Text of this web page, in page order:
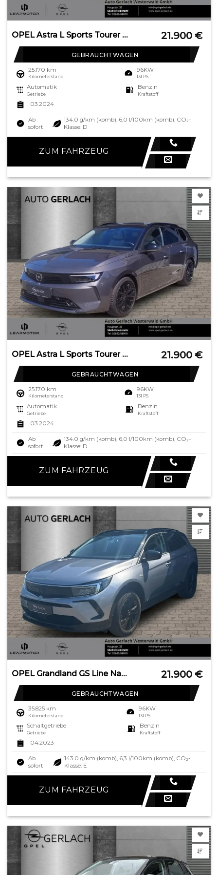
OPEL Astra L Sports Tourer Business Elegance Navi Dig 21.900 €
GEBRAUCHTWAGEN
25.170 km
Kilometerstand
96KW
131 PS
Automatik
Getriebe
Benzin
Kraftstoff
03.2024
Ab
sofort
134.0 g/km (komb), 6,0 l/100km (komb), CO₂-
Klasse: D
ZUM FAHRZEUG
OPEL Astra L Sports Tourer Business Elegance Navi Dig 21.900 €
GEBRAUCHTWAGEN
25.170 km
Kilometerstand
96KW
131 PS
Automatik
Getriebe
Benzin
Kraftstoff
03.2024
Ab
sofort
134.0 g/km (komb), 6,0 l/100km (komb), CO₂-
Klasse: D
ZUM FAHRZEUG
OPEL Grandland GS Line Navi Leder 360 Kamera LED Appl 21.900 €
GEBRAUCHTWAGEN
35.825 km
Kilometerstand
96KW
131 PS
Schaltgetriebe
Getriebe
Benzin
Kraftstoff
04.2023
Ab
sofort
143.0 g/km (komb), 6,3 l/100km (komb), CO₂-
Klasse: E
ZUM FAHRZEUG